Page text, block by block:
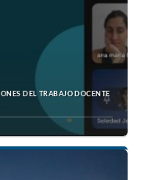
DEL TRABAJO DOCENTE